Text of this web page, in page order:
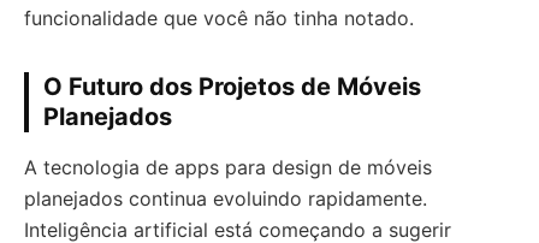
funcionalidade que você não tinha notado.
O Futuro dos Projetos de Móveis
Planejados
A tecnologia de apps para design de móveis
planejados continua evoluindo rapidamente.
Inteligência artificial está começando a sugerir